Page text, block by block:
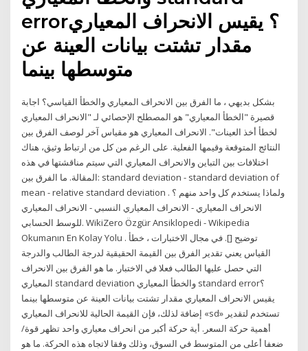
error؟ يقيس الانحراف المعياري
مقدار تشتت بيانات العينة عن
متوسطها بينما
بشكل بديهي ، ما الفرق بين الانحراف المعياري والخطأ القياسي؟ اجابة
قصيرة "الخطأ المعياري" هو المصطلح الإحصائي لـ "الانحراف المعياري
لخطأ أخذ العينات". الانحراف المعياري هو مقياس آخر لوصف الفرق بين
النتائج المتوقعة وقيمها الفعلية. على الرغم من كل من ارتباط وثيق، هناك
اختلافات بين التباين والانحراف المعياري التي سيتم مناقشتها في هذه
المقالة. ما الفرق بين: standard deviation - standard deviation of
mean - relative standard deviation . ولماذا يستخدم كل واحد منهم ؟
الانحراف المعياري - الانحراف المعياري النسبي - الانحراف المعياري
للوسط الحسابي. WikiZero Özgür Ansiklopedi - Wikipedia
Okumanın En Kolay Yolu . توضيح []. في مجال الاختبارات ، خطأ
القياس يعني تقدير الفرق بين القيمة الحقيقية لدرجة الطالب والدرجة
التي حصل عليها الطالب فعلا في الاختبار. ما هو الفرق بين الانحراف
المعياري standard deviation والخطأ المعياري standard error؟
يقيس الانحراف المعياري مقدار تشتت بيانات العينة عن متوسطها بينما
إضافة لذلك، فإن القيمة الحالية للانحراف المعياري «sd» تستخدم لتقدير
أهمية حركة السعر. أية حركة أكبر من انحراف معياري واحد تظهر قوة/
ضعفا أعلى من المتوسط في السوق، وذلك وفقا لاتجاه هذه الحركة. ما هو